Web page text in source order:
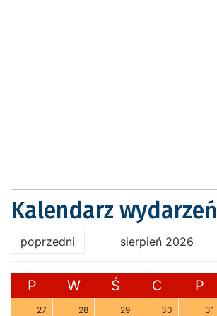
Kalendarz wydarzeń
poprzedni sierpień 2026
P W Ś C P
27 28 29 30 31